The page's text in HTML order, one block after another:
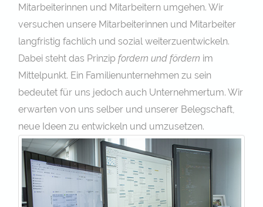
Mitarbeiterinnen und Mitarbeitern umgehen. Wir
versuchen unsere Mitarbeiterinnen und Mitarbeiter
langfristig fachlich und sozial weiterzuentwickeln.
Dabei steht das Prinzip fordern und fördern im
Mittelpunkt. Ein Familienunternehmen zu sein
bedeutet für uns jedoch auch Unternehmertum. Wir
erwarten von uns selber und unserer Belegschaft,
neue Ideen zu entwickeln und umzusetzen.